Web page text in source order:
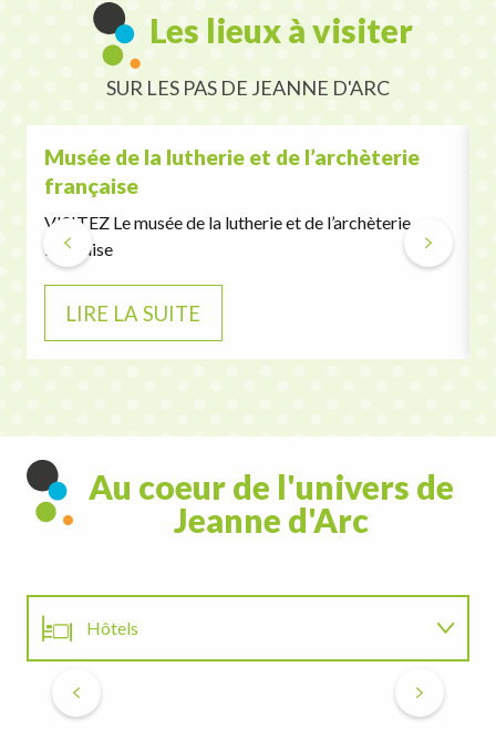
Les lieux à visiter
SUR LES PAS DE JEANNE D'ARC
Musée de la lutherie et de l’archèterie
française
VISITEZ Le musée de la lutherie et de l’archèterie
française
LIRE LA SUITE
Au coeur de l'univers de
Jeanne d'Arc
Hôtels